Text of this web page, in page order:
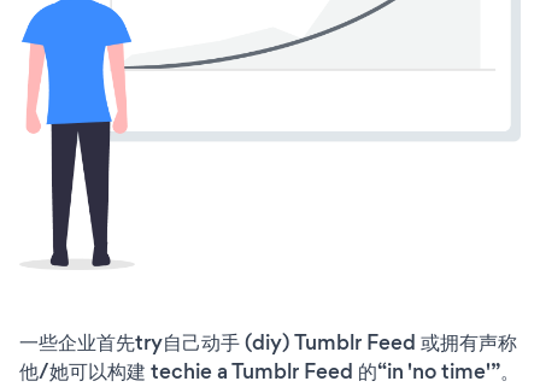
一些企业首先try自己动手 (diy) Tumblr Feed 或拥有声称
他/她可以构建 techie a Tumblr Feed 的“in 'no time'”。